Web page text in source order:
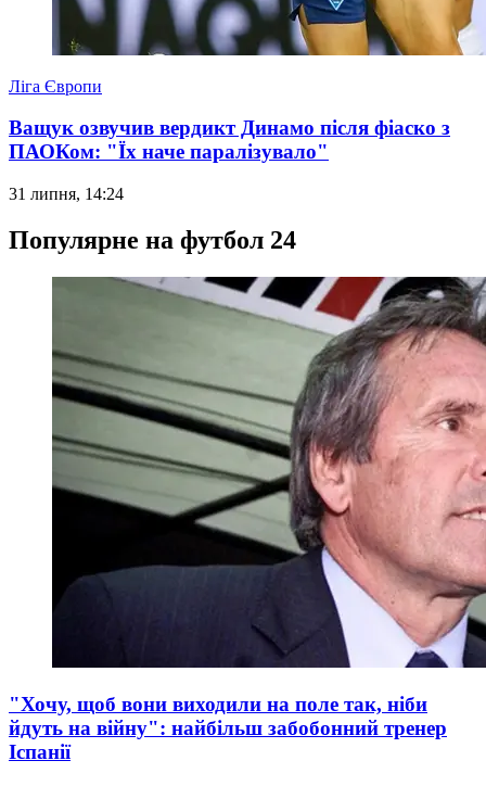
Ліга Європи
Ващук озвучив вердикт Динамо після фіаско з
ПАОКом: "Їх наче паралізувало"
31 липня, 14:24
Популярне на футбол 24
"Хочу, щоб вони виходили на поле так, ніби
йдуть на війну": найбільш забобонний тренер
Іспанії